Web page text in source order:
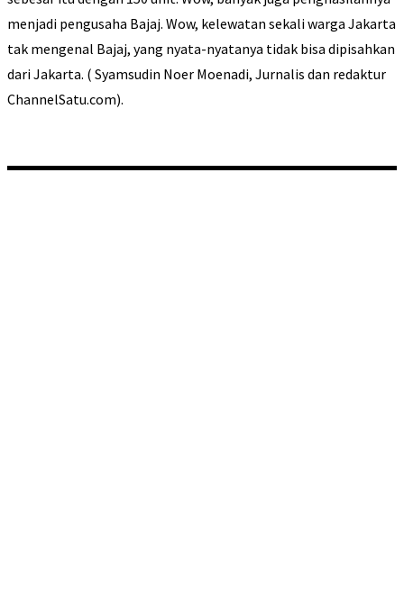
menjadi pengusaha Bajaj. Wow, kelewatan sekali warga Jakarta
tak mengenal Bajaj, yang nyata-nyatanya tidak bisa dipisahkan
dari Jakarta. ( Syamsudin Noer Moenadi, Jurnalis dan redaktur
ChannelSatu.com).